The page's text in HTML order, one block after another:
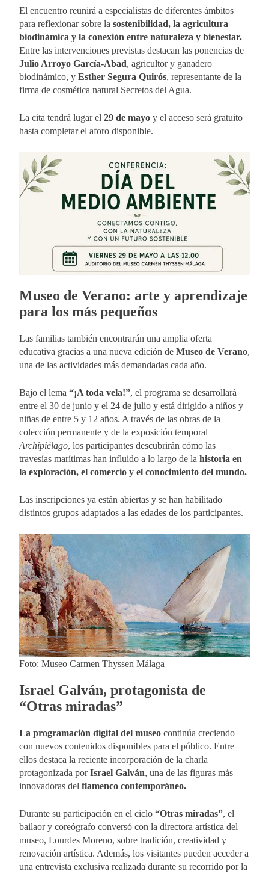
El encuentro reunirá a especialistas de diferentes ámbitos
para reflexionar sobre la sostenibilidad, la agricultura
biodinámica y la conexión entre naturaleza y bienestar.
Entre las intervenciones previstas destacan las ponencias de
Julio Arroyo García-Abad, agricultor y ganadero
biodinámico, y Esther Segura Quirós, representante de la
firma de cosmética natural Secretos del Agua.
La cita tendrá lugar el 29 de mayo y el acceso será gratuito
hasta completar el aforo disponible.
Museo de Verano: arte y aprendizaje
para los más pequeños
Las familias también encontrarán una amplia oferta
educativa gracias a una nueva edición de Museo de Verano,
una de las actividades más demandadas cada año.
Bajo el lema “¡A toda vela!”, el programa se desarrollará
entre el 30 de junio y el 24 de julio y está dirigido a niños y
niñas de entre 5 y 12 años. A través de las obras de la
colección permanente y de la exposición temporal
Archipiélago, los participantes descubrirán cómo las
travesías marítimas han influido a lo largo de la historia en
la exploración, el comercio y el conocimiento del mundo.
Las inscripciones ya están abiertas y se han habilitado
distintos grupos adaptados a las edades de los participantes.
Foto: Museo Carmen Thyssen Málaga
Israel Galván, protagonista de
“Otras miradas”
La programación digital del museo continúa creciendo
con nuevos contenidos disponibles para el público. Entre
ellos destaca la reciente incorporación de la charla
protagonizada porIsrael Galván, una de las figuras más
innovadoras del flamenco contemporáneo.
Durante su participación en el ciclo “Otras miradas”, el
bailaor y coreógrafo conversó con la directora artística del
museo, Lourdes Moreno, sobre tradición, creatividad y
renovación artística. Además, los visitantes pueden acceder a
una entrevista exclusiva realizada durante su recorrido por la